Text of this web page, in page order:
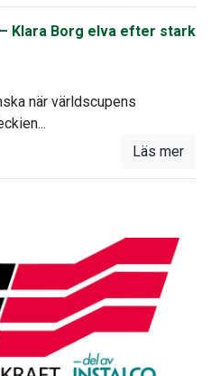
Klara Borg elva efter stark
när världscupens
Läs mer